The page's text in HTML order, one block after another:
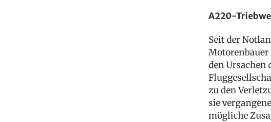
A220-
Seit der
Motorenbauer
den Ursachen
zu den
sie
mögliche